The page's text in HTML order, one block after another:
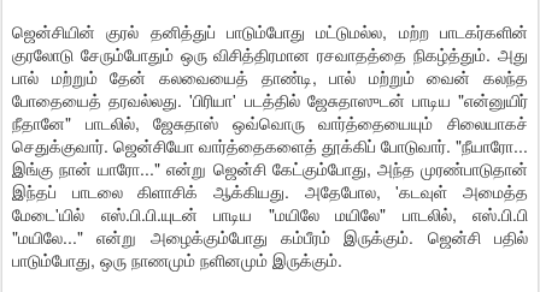
ஜென்சியின் குரல் தனித்துப் பாடும்போது மட்டுமல்ல, மற்ற பாடகர்களின்
குரலோடு சேரும்போதும் ஒரு விசித்திரமான ரசவாதத்தை நிகழ்த்தும். அது
பால் மற்றும் தேன் கலவையைத் தாண்டி, பால் மற்றும் வைன் கலந்த
போதையைத் தரவல்லது. 'பிரியா' படத்தில் ஜேசுதாஸுடன் பாடிய "என்னுயிர்
நீதானே" பாடலில், ஜேசுதாஸ் ஒவ்வொரு வார்த்தையையும் சிலையாகச்
செதுக்குவார். ஜென்சியோ வார்த்தைகளைத் தூக்கிப் போடுவார். "நீயாரோ...
இங்கு நான் யாரோ..." என்று ஜென்சி கேட்கும்போது, அந்த முரண்பாடுதான்
இந்தப் பாடலை கிளாசிக் ஆக்கியது. அதேபோல, 'கடவுள் அமைத்த
மேடை'யில் எஸ்.பி.பி.யுடன் பாடிய "மயிலே மயிலே" பாடலில், எஸ்.பி.பி
"மயிலே..." என்று அழைக்கும்போது கம்பீரம் இருக்கும். ஜென்சி பதில்
பாடும்போது, ஒரு நாணமும் நளினமும் இருக்கும்.